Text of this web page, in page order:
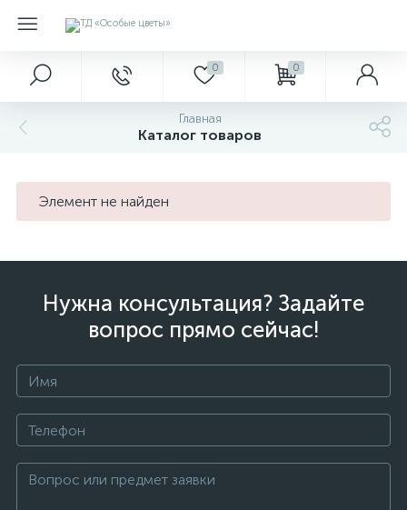
0 0
Главная
Каталог товаров
Элемент не найден
Нужна консультация? Задайте
вопрос прямо сейчас!